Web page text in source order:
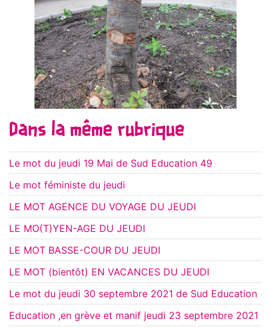
Dans la même rubrique
Le mot du jeudi 19 Mai de Sud Education 49
Le mot féministe du jeudi
LE MOT AGENCE DU VOYAGE DU JEUDI
LE MO(T)YEN-AGE DU JEUDI
LE MOT BASSE-COUR DU JEUDI
LE MOT (bientôt) EN VACANCES DU JEUDI
Le mot du jeudi 30 septembre 2021 de Sud Education
Education ,en grève et manif jeudi 23 septembre 2021